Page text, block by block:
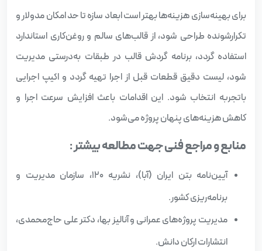
برای بهینه‌سازی هزینه‌ها بهتر است ابعاد سازه تا حد امکان مدولار و
تکرارشونده طراحی شود، از قالب‌های سالم و روغن‌کاری استاندارد
استفاده گردد، برنامه گردش قالب در طبقات به‌درستی مدیریت
شود، لیست دقیق قطعات قبل از اجرا تهیه گردد و اکیپ اجرایی
باتجربه انتخاب شود. این اقدامات باعث افزایش سرعت اجرا و
کاهش هزینه‌های پنهان پروژه می‌شود.
منابع و مراجع فنی جهت مطالعه بیشتر :
آیین‌نامه بتن ایران (آبا)، نشریه ۱۲۰، سازمان مدیریت و
برنامه‌ریزی کشور.
مدیریت پروژه‌های عمرانی و آنالیز بها، دکتر علی حاج‌محمدی،
انتشارات ارکان دانش.